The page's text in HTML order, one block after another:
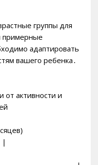
группы для
примерные
адаптировать
вашего ребенка․
от активности и
|